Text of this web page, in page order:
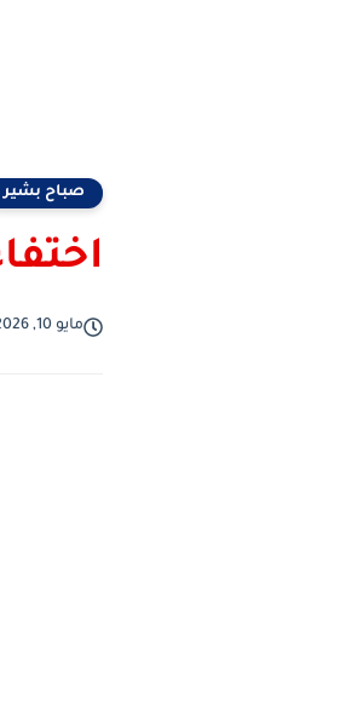
صباح بشير
مايو 10, 2026